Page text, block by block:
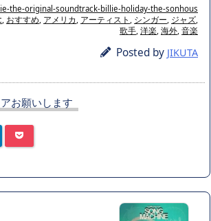
the-original-soundtrack-billie-holiday-the-sonhous
おすすめ アメリカ アーティスト シンガー ジャズ
歌手 洋楽 海外 音楽
Posted by JIKUTA
お願いします